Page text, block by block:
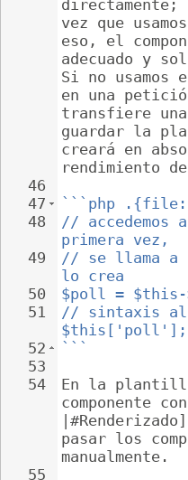
46
47
48
49
50
51
52
53
54
55
vez que
eso, el
adecuado y
Si no usamos
en una
transfiere
guardar la
creará en
rendimiento
```php
//
primera vez,
// se llama a
lo crea
$poll = $this-
// sintaxis
$this['poll'];
```
En la
componente
pasar los
manualmente.